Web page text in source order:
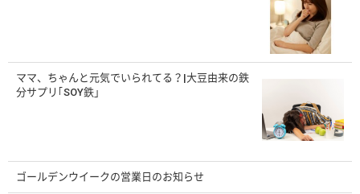
ママ、ちゃんと元気でいられてる？|大豆由来の鉄
分サプリ｢SOY鉄」
ゴールデンウイークの営業日のお知らせ